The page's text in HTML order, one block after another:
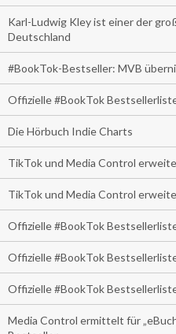
Karl-Ludwig Kley ist einer der
Deutschland
#BookTok-Bestseller: MVB
Offizielle #BookTok
Die Hörbuch Indie Charts
TikTok und Media Control
TikTok und Media Control
Offizielle #BookTok
Offizielle #BookTok
Offizielle #BookTok
Media Control ermittelt für